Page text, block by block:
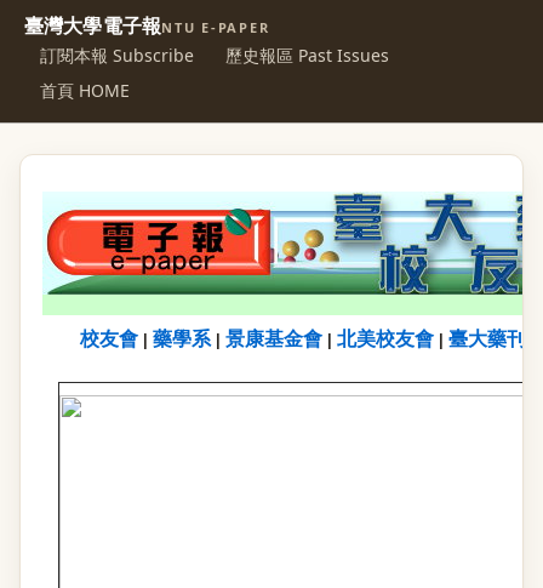
臺灣大學電子報NTU E-PAPER
訂閱本報 Subscribe
歷史報區 Past Issues
首頁 HOME
校友會 藥學系| 景康基金會 北美校友會 臺大藥刊